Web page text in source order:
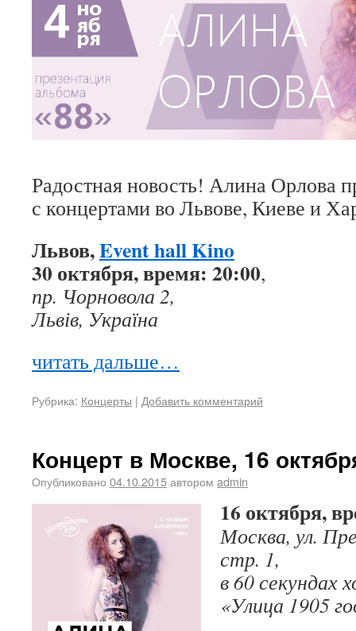
Радостная новость! Алина Орлова
с концертами во Львове, Киеве и
Львов,Event hall Kino
30 октября, время: 20:00,
пр. Чорновола 2,
Львів, Україна
читать дальше…
Рубрика: Концерты | Добавить комментарий
Концерт в Москве, 16
Опубликовано 04.10.2015автором admin
16 октября,
Москва, ул.
стр. 1,
в 60 секундах
«Улица 1905